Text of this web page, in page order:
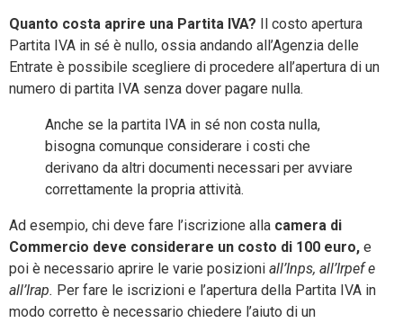
Quanto costa aprire una Partita IVA? Il costo apertura
Partita IVA in sé è nullo, ossia andando all’Agenzia delle
Entrate è possibile scegliere di procedere all’apertura di un
numero di partita IVA senza dover pagare nulla.
Anche se la partita IVA in sé non costa nulla,
bisogna comunque considerare i costi che
derivano da altri documenti necessari per avviare
correttamente la propria attività.
Ad esempio, chi deve fare l’iscrizione alla camera di
Commercio deve considerare un costo di 100 euro, e
poi è necessario aprire le varie posizioni all’Inps, all’Irpef e
all’Irap. Per fare le iscrizioni e l’apertura della Partita IVA in
modo corretto è necessario chiedere l’aiuto di un